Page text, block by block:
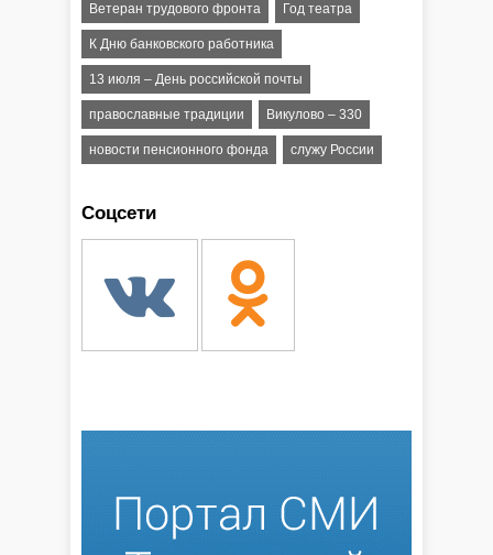
Ветеран трудового фронта Год театра
К Дню банковского работника
13 июля – День российской почты
православные традиции Викулово – 330
новости пенсионного фонда служу России
Соцсети